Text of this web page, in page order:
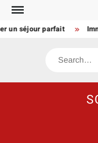
Skip
content
un séjour parfait
Search